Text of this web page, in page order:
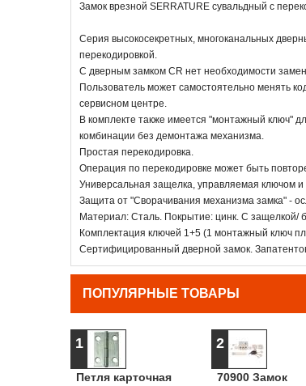
Замок врезной SERRATURE сувальдный с
Серия высокосекретных, многоканальных
перекодировкой.
С дверным замком CR нет необходимости
Пользователь может самостоятельно менять
сервисном центре.
В комплекте также имеется "монтажный ключ"
комбинации без демонтажа механизма.
Простая перекодировка.
Операция по перекодировке может быть
Универсальная защелка, управляемая ключом и
Защита от "Сворачивания механизма замка" -
Материал: Сталь. Покрытие: цинк. С защелкой/
Комплектация ключей 1+5 (1 монтажный ключ
Сертифицированный дверной замок.
ПОПУЛЯРНЫЕ ТОВАРЫ
1
Петля карточная
2
70900 Замок